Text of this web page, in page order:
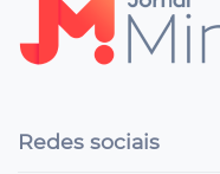
Redes sociais